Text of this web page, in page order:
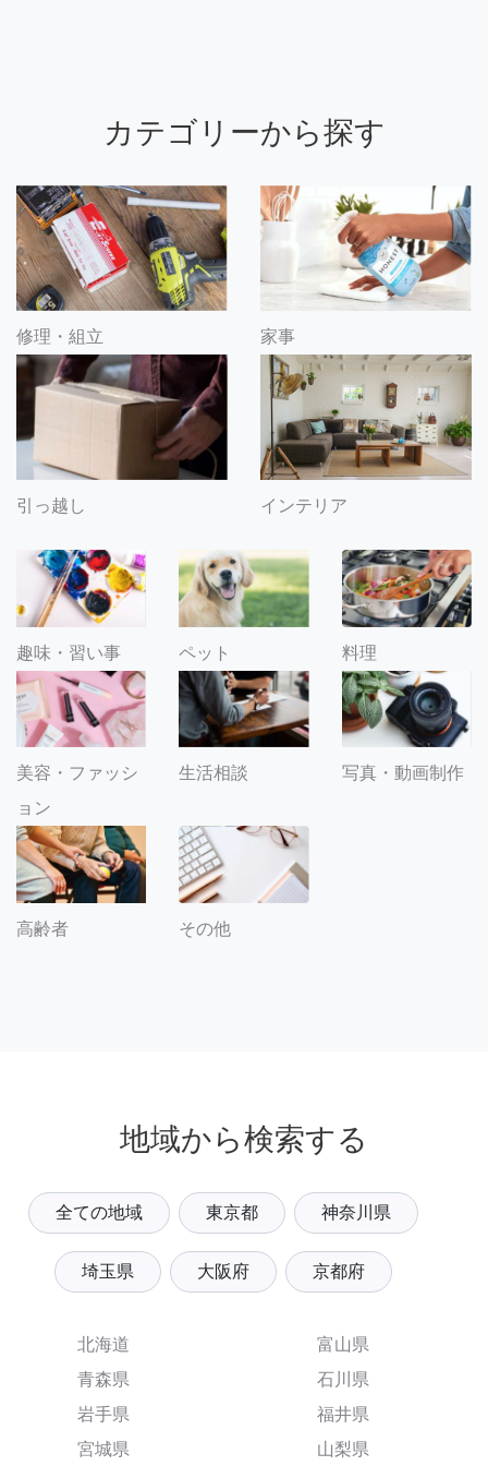
カテゴリーから探す
修理・組立 家事
引っ越し インテリア
趣味・習い事 ペット 料理
美容・ファッシ
ョン
生活相談 写真・動画制作
高齢者 その他
地域から検索する
全ての地域 東京都 神奈川県
埼玉県 大阪府 京都府
北海道
青森県
岩手県
宮城県
富山県
石川県
福井県
山梨県